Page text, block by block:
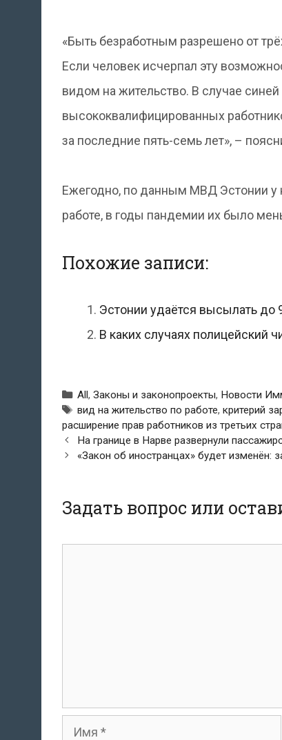
«Быть ​​безработным разрешено от
Если человек исчерпал эту
видом на жительство. В случае
высококвалифицированных
за последние пять-семь лет», –
Ежегодно, по данным МВД Эстонии у
работе, в годы пандемии их было
Похожие записи:
Эстонии удаётся высылать
В каких случаях полицейский
Рубрики
All,Законы и законопроекты, Новости
Метки
вид на жительство по работе,критерий
расширение прав работников из третьих
Навигация
по
На границе в Нарве развернули
«Закон об иностранцах» будет изменён:
Задать вопрос или
Имя